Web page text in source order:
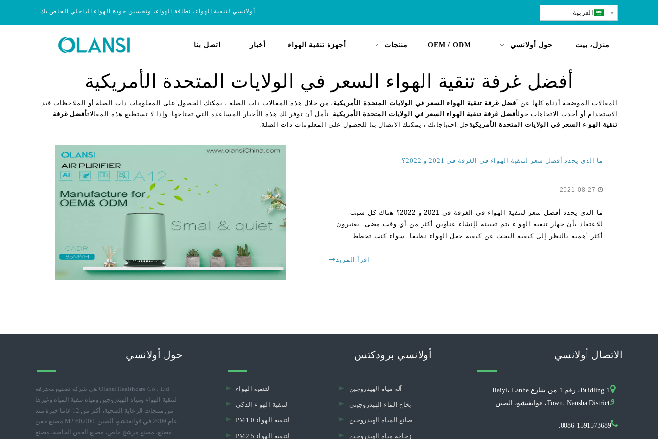
أولانسي لتنقية الهواء، نظافة الهواء، وتحسين جودة الهواء الداخلي الخاص بك العربية
منزل، بيت حول أولانسي OEM / ODM منتجات أجهزة تنقية الهواء أخبار اتصل بنا
أفضل غرفة تنقية الهواء السعر في الولايات المتحدة الأمريكية
المقالات الموضحة أدناه كلها عن أفضل غرفة تنقية الهواء السعر في الولايات المتحدة الأمريكية ، من خلال هذه المقالات ذات الصلة ، يمكنك الحصول على المعلومات ذات الصلة أو الملاحظات قيد
الاستخدام أو أحدث الاتجاهات حولأفضل غرفة تنقية الهواء السعر في الولايات المتحدة الأمريكية. نأمل أن توفر لك هذه الأخبار المساعدة التي تحتاجها. وإذا لا تستطيع هذه المقالاتأفضل غرفة
تنقية الهواء السعر في الولايات المتحدة الأمريكية حل احتياجاتك ، يمكنك الاتصال بنا للحصول على المعلومات ذات الصلة.
ما الذي يحدد أفضل سعر لتنقية الهواء في الغرفة في 2021 و 2022؟
ما الذي يحدد أفضل سعر لتنقية الهواء في الغرفة في 2021 و 2022؟ هناك كل سبب
للاعتقاد بأن جهاز تنقية الهواء يتم تعيينه لإنشاء عناوين أكثر من أي وقت مضى. يعتبرون
أكثر أهمية بالنظر إلى كيفية البحث عن كيفية جعل الهواء نظيفا. سواء كنت تخطط
اقرأ المزيد
حول أولانسي
Olansi Healthcare Co.، Ltd هي شركة تصنيع محترفة
لتنقية الهواء ومياه الهيدروجين ومياه تنقية المياه وغيرها
من منتجات الرعاية الصحية، أكثر من 12 عاما خبرة منذ
عام 2009 في قوانغتشو، الصين. 60،000 M2 مصنع حقن
مصنع، مصنع مرشح خاص، مصنع العفن الخاصة، مصنع
أولانسي برودكتس
لتنقية الهواء
لتنقية الهواء الذكي
PM1.0 لتنقية الهواء
PM2.5 لتنقية الهواء
آلة مياه الهيدروجين
بخاخ الماء الهيدروجيني
صانع المياه الهيدروجين
زجاجة مياه الهيدروجين
الاتصال أولانسي
و
Buidling 1، رقم 1 من شارع Haiyi، Lanhe
Town، Nansha District، قوانغتشو، الصين
0086-1591573689.